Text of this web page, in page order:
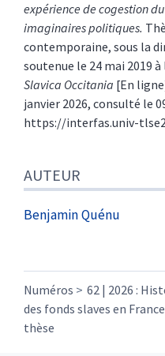
expérience de cogestion
imaginaires politiques.
contemporaine, sous la
soutenue le 24 mai 2019
Slavica Occitania [En
janvier 2026, consulté le
https://interfas.univ-
AUTEUR
BenjaminQuénu
Numéros
62 | 2026 :
des fonds slaves en France
thèse